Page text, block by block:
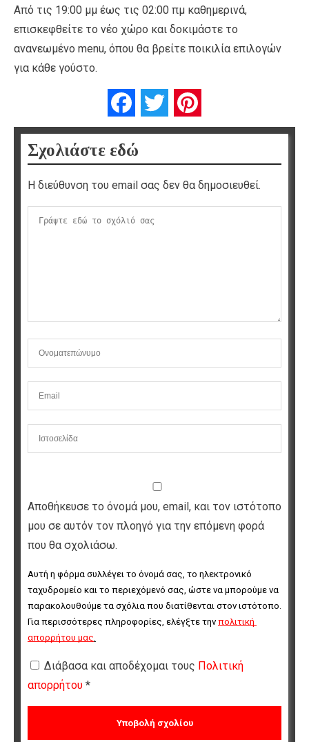
Από τις 19:00 μμ έως τις 02:00 πμ καθημερινά,
επισκεφθείτε το νέο χώρο και δοκιμάστε το
ανανεωμένο menu, όπου θα βρείτε ποικιλία επιλογών
για κάθε γούστο.
FacebookTwitter
Σχολιάστε εδώ
Η διεύθυνση του email σας δεν θα δημοσιευθεί.
Αποθήκευσε το όνομά μου, email, και τον ιστότοπο
μου σε αυτόν τον πλοηγό για την επόμενη φορά
που θα σχολιάσω.
Αυτή η φόρμα συλλέγει το όνομά σας, το ηλεκτρονικό
ταχυδρομείο και το περιεχόμενό σας, ώστε να μπορούμε να
παρακολουθούμε τα σχόλια που διατίθενται στον ιστότοπο.
Για περισσότερες πληροφορίες, ελέγξτε την πολιτική
απορρήτου μας.
Διάβασα και αποδέχομαι τους Πολιτική
απορρήτου *